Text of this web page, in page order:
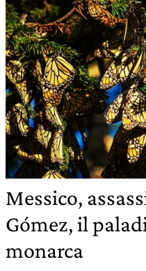
Messico,
Gómez, il
monarca